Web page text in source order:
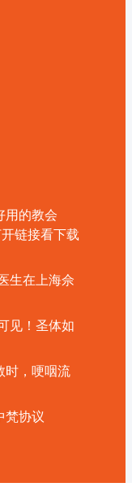
用的教会
链接看下载
生在上海佘
见！圣体如
时，哽咽流
梵协议